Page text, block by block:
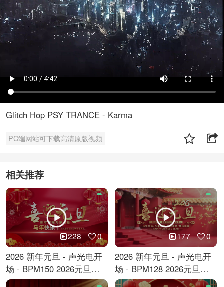
Glitch Hop PSY TRANCE - Karma
PC端网站可下载高清原版视频
相关推荐
228 0
2026 新年元旦 - 声光电开
场 - BPM150 2026元旦跨
年倒计时
177 0
2026 新年元旦 - 声光电开
场 - BPM128 2026元旦马
年